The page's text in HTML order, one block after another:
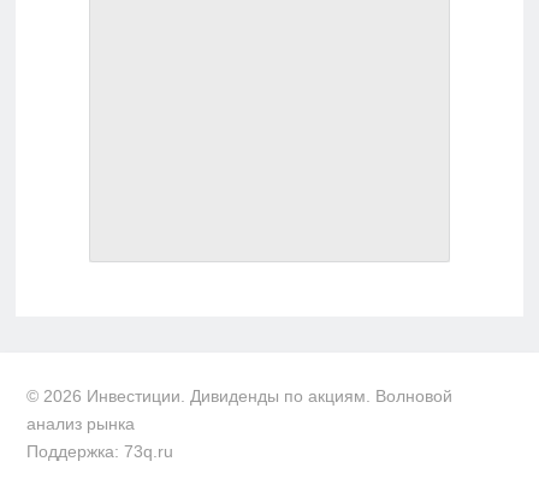
© 2026 Инвестиции. Дивиденды по акциям. Волновой
анализ рынка
Поддержка: 73q.ru